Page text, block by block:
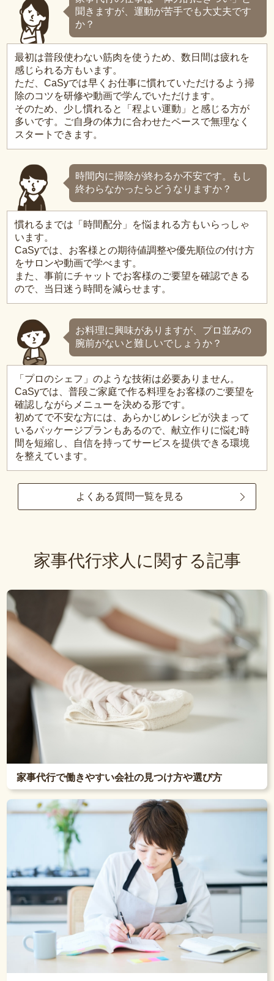
聞きますが、運動が苦手でも大丈夫です
か？
最初は普段使わない筋肉を使うため、数日間は疲れを
感じられる方もいます。
ただ、CaSyでは早くお仕事に慣れていただけるよう掃
除のコツを研修や動画で学んでいただけます。
そのため、少し慣れると「程よい運動」と感じる方が
多いです。ご自身の体力に合わせたペースで無理なく
スタートできます。
時間内に掃除が終わるか不安です。もし
終わらなかったらどうなりますか？
慣れるまでは「時間配分」を悩まれる方もいらっしゃ
います。
CaSyでは、お客様との期待値調整や優先順位の付け方
をサロンや動画で学べます。
また、事前にチャットでお客様のご要望を確認できる
ので、当日迷う時間を減らせます。
お料理に興味がありますが、プロ並みの
腕前がないと難しいでしょうか？
「プロのシェフ」のような技術は必要ありません。
CaSyでは、普段ご家庭で作る料理をお客様のご要望を
確認しながらメニューを決める形です。
初めてで不安な方には、あらかじめレシピが決まって
いるパッケージプランもあるので、献立作りに悩む時
間を短縮し、自信を持ってサービスを提供できる環境
を整えています。
よくある質問一覧を見る
家事代行求人に関する記事
家事代行で働きやすい会社の見つけ方や選び方